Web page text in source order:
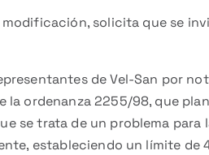
modificación, solicita que se
de Vel-San por
ordenanza 2255/98, que
se trata de un problema para
estableciendo un límite de